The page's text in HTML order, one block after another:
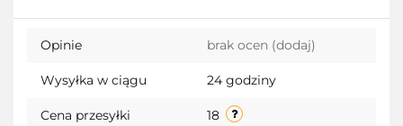
Do
Opinie brak ocen (dodaj)
Wysyłka w ciągu 24 godziny
Cena przesyłki 18